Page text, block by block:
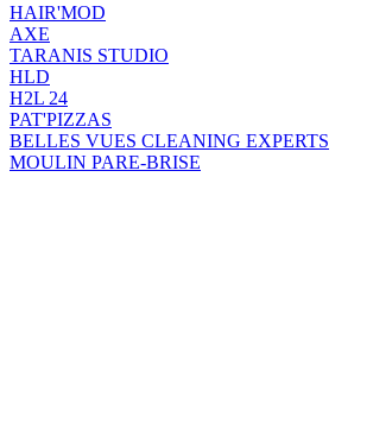
HAIR'MOD
AXE
TARANIS STUDIO
HLD
H2L 24
PAT'PIZZAS
BELLES VUES CLEANING EXPERTS
MOULIN PARE-BRISE